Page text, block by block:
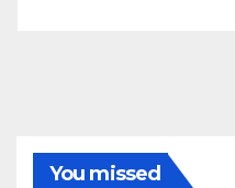
You missed